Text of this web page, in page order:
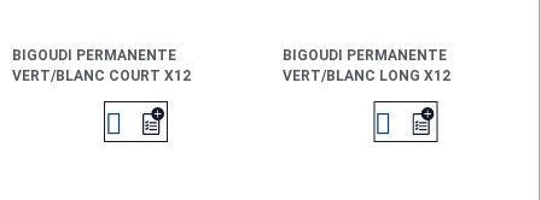
BIGOUDI PERMANENTE
VERT/BLANC COURT X12

BIGOUDI PERMANENTE
VERT/BLANC LONG X12
